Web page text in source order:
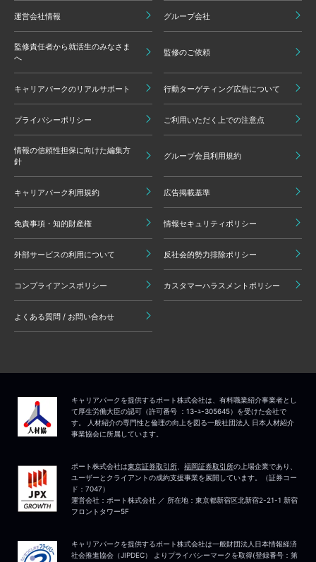
運営会社情報 グループ会社
監修責任者から就活生のみなさま
へ
監修のご依頼
キャリアパークのリアルサポート 行動ターゲティング広告について
プライバシーポリシー ご利用いただく上での注意点
情報の信頼性担保に向けた編集方
針
グループ会員利用規約
キャリアパーク利用規約 広告掲載基準
免責事項・知的財産権 情報セキュリティポリシー
外部サービスの利用について 反社会的勢力排除ポリシー
コンプライアンスポリシー カスタマーハラスメントポリシー
よくある質問 / お問い合わせ